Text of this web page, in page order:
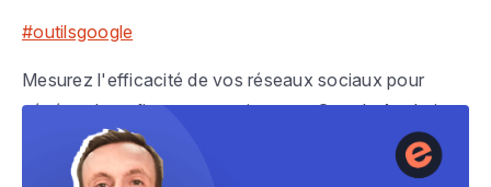
#outilsgoogle
Mesurez l'efficacité de vos réseaux sociaux pour
générer du trafic sur votre site avec Google Analytics.